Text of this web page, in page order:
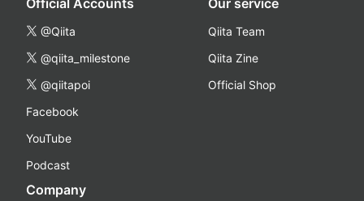
@Qiita
@qiita_milestone
@qiitapoi
Facebook
YouTube
Podcast
Qiita Team
Qiita Zine
Official Shop
Company